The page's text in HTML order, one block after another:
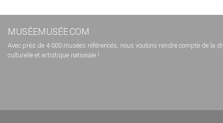
MUSÉEMUSÉE.COM
Avec près de 4 000 musées référencés, nous voulons rendre compte de la
culturelle et artistique nationale !